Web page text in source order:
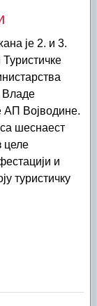
је 2. и 3.
Владе
АП Војводине.
шеснаест
целе
и
туристичку